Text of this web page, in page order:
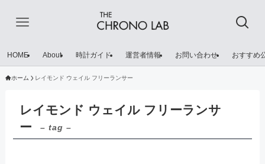
HOME About 時計ガイド 運営者情報 お問い合わせ おすすめ
ホーム レイモンド ウェイル フリーランサー
レイモンド ウェイル フリーランサ
ー
– tag –